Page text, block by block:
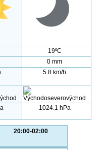
19ºC
0 mm
5.8 km/h
1024.1 hPa
20:00-02:00